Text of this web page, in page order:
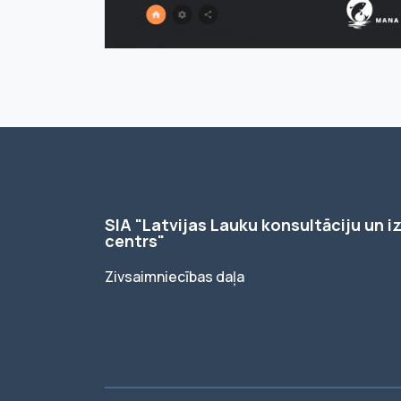
SIA "Latvijas Lauku konsultāciju un
centrs"
Zivsaimniecības daļa